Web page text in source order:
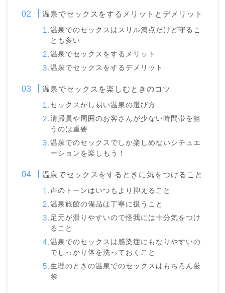
温泉でセックスをするメリットとデメリット
温泉でのセックスはスリル満点だけど守るこ
とも多い
温泉でセックスをするメリット
温泉でセックスをするデメリット
温泉でセックスを楽しむときのコツ
セックスがし易い温泉の選び方
清掃員や周囲のお客さんが少ない時間帯を狙
うのは重要
温泉でのセックスでしか楽しめないシチュエ
ーションを楽しもう！
温泉でセックスをするときに気をつけること
声のトーンはいつもより抑えること
温泉旅館の備品は丁寧に扱うこと
足元が滑りやすいので怪我には十分気をつけ
ること
温泉でのセックスは感染症にもなりやすいの
でしっかり体を洗っておくこと
生理のときの温泉でのセックスはもちろん厳
禁